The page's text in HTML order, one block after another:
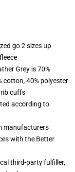
go 2 sizes up
Grey is 70%
cotton, 40% polyester
cuffs
according to
manufacturers
with the Better
third-party fulfiller,